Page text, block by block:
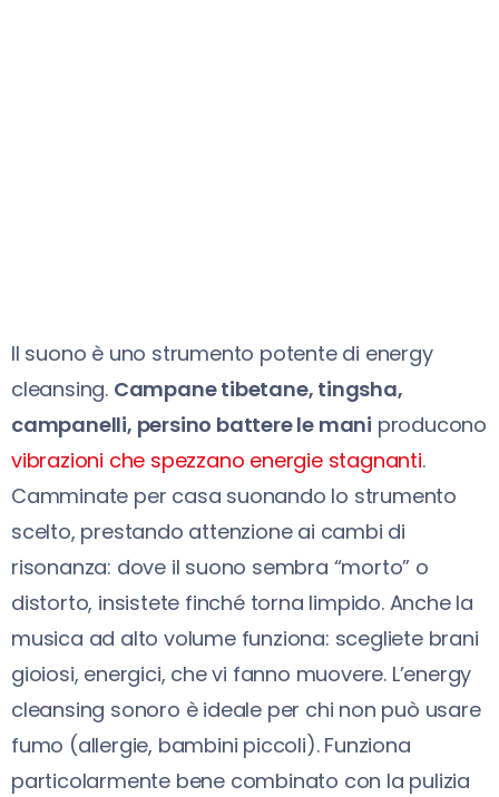
Il suono è uno strumento potente di energy
cleansing. Campane tibetane, tingsha,
campanelli, persino battere le mani producono
vibrazioni che spezzano energie stagnanti.
Camminate per casa suonando lo strumento
scelto, prestando attenzione ai cambi di
risonanza: dove il suono sembra “morto” o
distorto, insistete finché torna limpido. Anche la
musica ad alto volume funziona: scegliete brani
gioiosi, energici, che vi fanno muovere. L’energy
cleansing sonoro è ideale per chi non può usare
fumo (allergie, bambini piccoli). Funziona
particolarmente bene combinato con la pulizia